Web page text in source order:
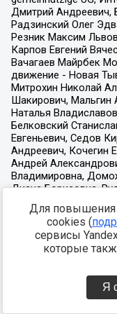
Для повышения
cookies (
сервисы
которые
Я